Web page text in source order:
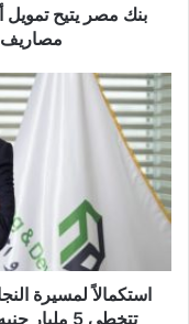
مصاريف
باك
للعملاء
بنك مصر يتيح تمويل
مصاريف
استكمالاً
لمسيرة
النجاح..
صافي
أرباح
بنك
التعمير
تتخطى
استكمالاً لمسيرة